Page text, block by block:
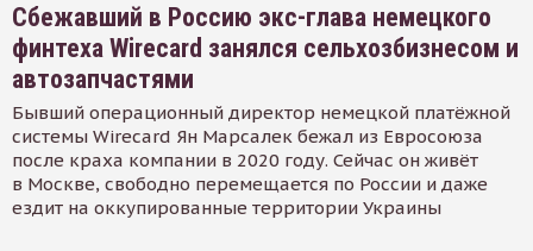
Сбежавший в Россию экс-глава немецкого
финтеха Wirecard занялся сельхозбизнесом и
автозапчастями
Бывший операционный директор немецкой платёжной
системы Wirecard Ян Марсалек бежал из Евросоюза
после краха компании в 2020 году. Сейчас он живёт
в Москве, свободно перемещается по России и даже
ездит на оккупированные территории Украины